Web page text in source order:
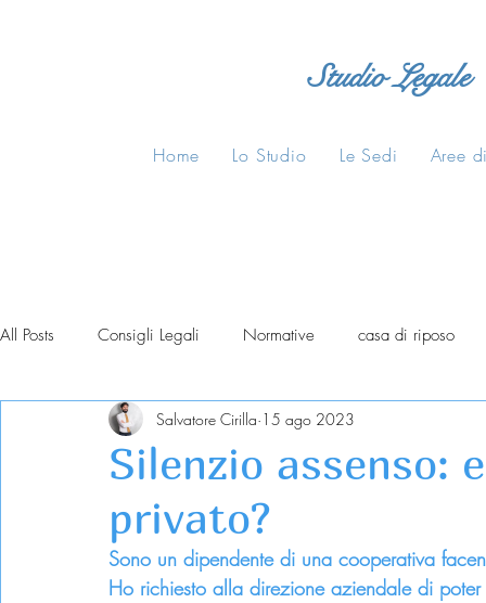
Studio Legale
Home Lo Studio Le Sedi Aree
All Posts Consigli Legali Normative casa di riposo
Silenzio assenso:
privato?
Salvatore Cirilla 15 ago 2023
Sono un dipendente di una cooperativa
Ho richiesto alla direzione aziendale di